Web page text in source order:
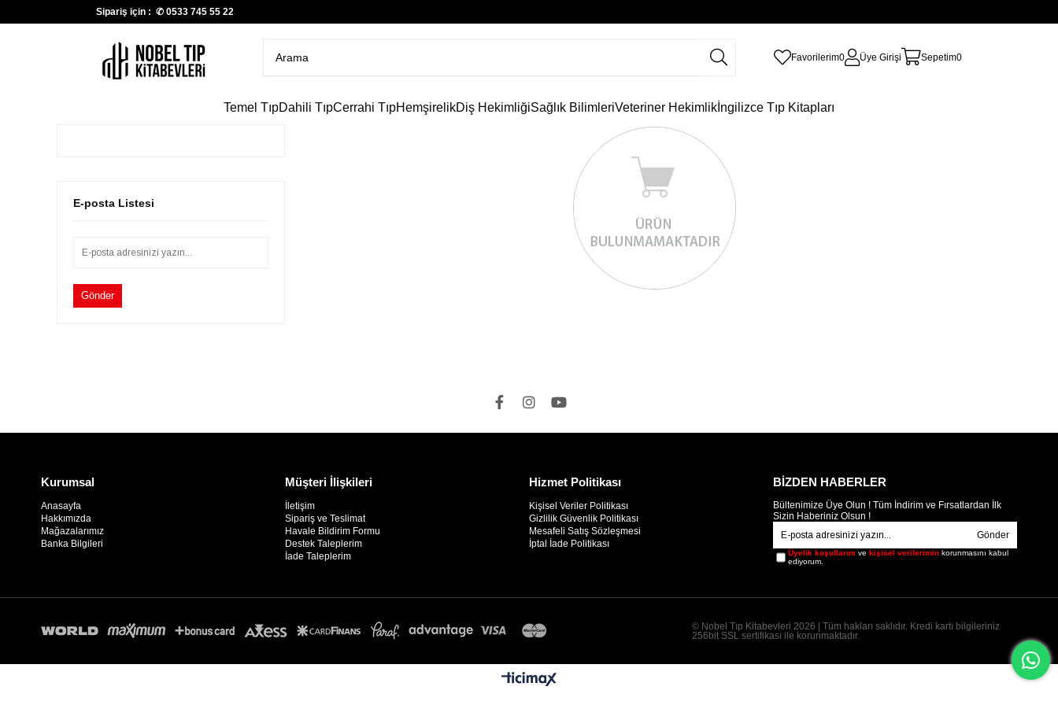
Sipariş için : ✆ 0533 745 55 22
Favorilerim0 Üye Girişi Sepetim0
Temel TıpDahili TıpCerrahi TıpHemşirelikDiş HekimliğiSağlık BilimleriVeteriner Hekimlik İngilizce Tıp Kitapları
E-posta Listesi
Gönder
Kurumsal
Anasayfa
Hakkımızda
Mağazalarımız
Banka Bilgileri
Müşteri İlişkileri
İletişim
Sipariş ve Teslimat
Havale Bildirim Formu
Destek Taleplerim
İade Taleplerim
Hizmet Politikası
Kişisel Veriler Politikası
Gizlilik Güvenlik Politikası
Mesafeli Satış Sözleşmesi
İptal İade Politikası
BİZDEN HABERLER
Bültenimize Üye Olun ! Tüm İndirim ve Fırsatlardan İlk
Sizin Haberiniz Olsun !
Gönder
Üyelik koşullarını ve kişisel verileriminkorunmasını kabul
ediyorum.
© Nobel Tıp Kitabevleri 2026 | Tüm hakları saklıdır. Kredi kartı bilgileriniz
256bit SSL sertifikası ile korunmaktadır.